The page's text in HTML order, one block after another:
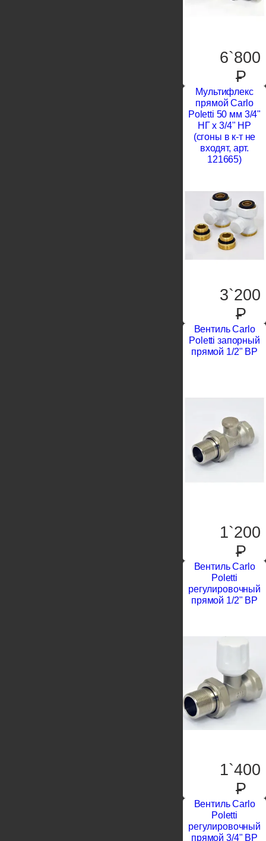
6`800
P
Мультифлекс
прямой Carlo
Poletti 50 мм 3/4"
НГ х 3/4" НР
(сгоны в к-т не
входят, арт.
121665)
3`200
P
Вентиль Carlo
Poletti запорный
прямой 1/2" ВР
1`200
P
Вентиль Carlo
Poletti
регулировочный
прямой 1/2" ВР
1`400
P
Вентиль Carlo
Poletti
регулировочный
прямой 3/4" ВР